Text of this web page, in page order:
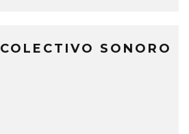
COLECTIVO SONORO